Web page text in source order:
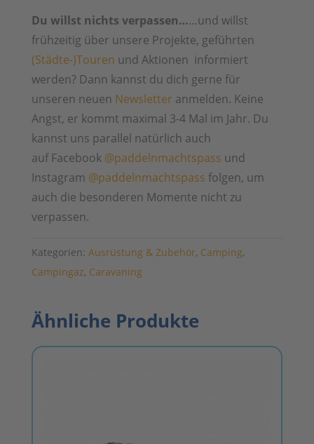
Du willst nichts verpassen……und willst
frühzeitig über unsere Projekte, geführten
(Städte-)Touren und Aktionen informiert
werden? Dann kannst du dich gerne für
unseren neuen Newsletter anmelden. Keine
Angst, er kommt maximal 3-4 Mal im Jahr. Du
kannst uns parallel natürlich auch
auf Facebook @paddelnmachtspass und
Instagram @paddelnmachtspass folgen, um
auch die besonderen Momente nicht zu
verpassen.
Kategorien: Ausrüstung & Zubehör, Camping,
Campingaz, Caravaning
Ähnliche Produkte